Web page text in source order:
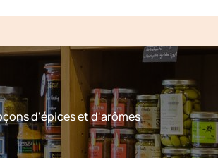
d'épices et d'arômes